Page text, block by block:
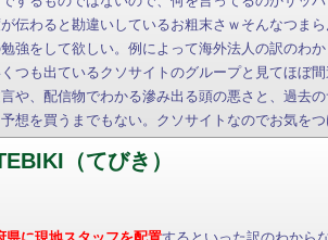
伝わると勘違いしているお粗末さｗそんなつま
強をして欲しい。例によって海外法人の訳のわ
つも出ているクソサイトのグループと見てほぼ
や、配信物でわかる滲み出る頭の悪さと、過去
想を買うまでもない。クソサイトなのでお気を
（てびき）